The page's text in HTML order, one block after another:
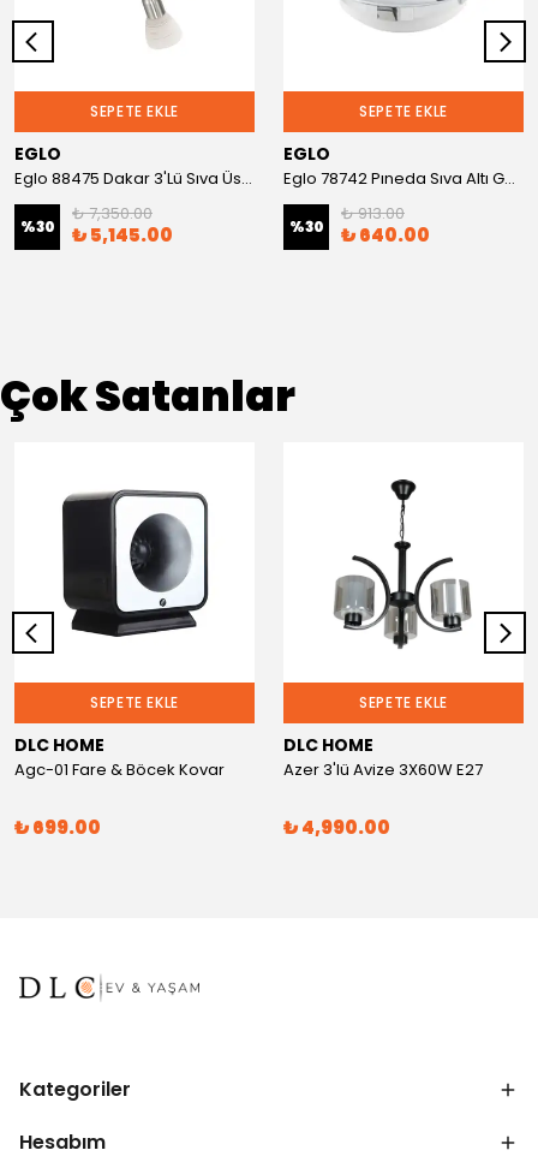
SEPETE EKLE
EGLO
Eglo 88475 Dakar 3'Lü Sıva Üstü Spot
%30
₺ 7,350.00
₺ 5,145.00
SEPETE EKLE
EGLO
Eglo 78742 Pıneda Sıva Altı Gömme Spot
%30
₺ 913.00
₺ 640.00
Çok Satanlar
SEPETE EKLE
DLC HOME
Agc-01 Fare & Böcek Kovar
₺ 699.00
SEPETE EKLE
DLC HOME
Azer 3'lü Avize 3X60W E27
₺ 4,990.00
Kategoriler
Hesabım